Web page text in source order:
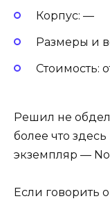
Корпус: —
Размеры и
Стоимость:
Решил не
более что
экземпляр —
Если говорить